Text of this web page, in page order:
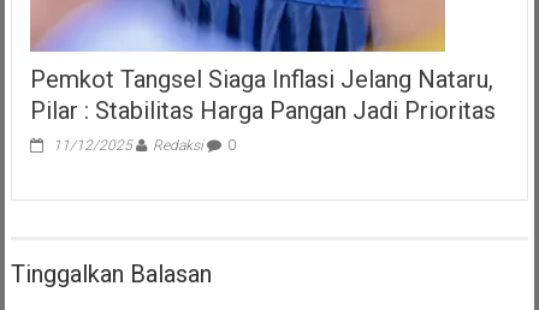
Pemkot Tangsel Siaga Inflasi Jelang Nataru,
Pilar : Stabilitas Harga Pangan Jadi Prioritas
11/12/2025 Redaksi 0
Tinggalkan Balasan